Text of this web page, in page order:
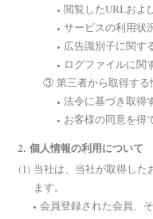
閲覧したURLおよ
サービスの利用状
広告識別子に関す
ログファイルに関
③ 第三者から取得する
法令に基づき取得
お客様の同意を得
2. 個人情報の利用について
当社は、当社が取得した
ます。
会員登録された会員、